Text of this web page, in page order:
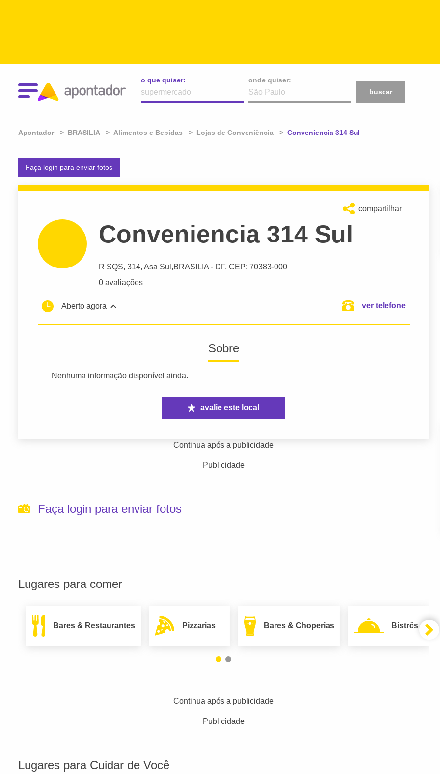
o que quiser:
onde quiser:
buscar
Apontador BRASILIA Alimentos e Bebidas Lojas de Conveniência Atual:
Conveniencia 314 Sul
Faça login para enviar fotos
compartilhar
Conveniencia 314 Sul
R SQS, 314, Asa Sul,BRASILIA- DF, CEP: 70383-000
0 avaliações
Aberto agora ver telefone
Sobre
Nenhuma informação disponível ainda.
avalie este local
Continua após a publicidade
Publicidade
Faça login para enviar fotos
Lugares para comer
Bares & Restaurantes Pizzarias Bares & Choperias Bistrôs
Continua após a publicidade
Publicidade
Lugares para Cuidar de Você